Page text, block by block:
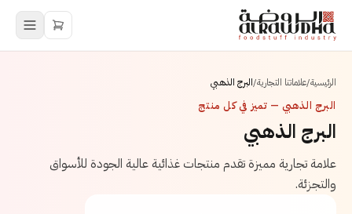
الرئيسية/علاماتنا التجارية/البرج الذهبي
البرج الذهبي — تميز في كل منتج
البرج الذهبي
علامة تجارية مميزة تقدم منتجات غذائية عالية الجودة للأسواق
والتجزئة.